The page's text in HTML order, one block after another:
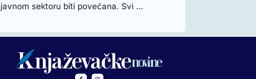
javnom sektoru biti povećana. Svi …